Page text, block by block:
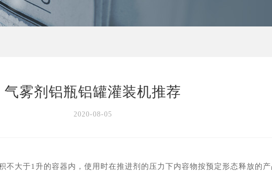
气雾剂铝瓶铝罐灌装机推荐
2020-08-05
大于1升的容器内，使用时在推进剂的压力下内容物按预定形态释放的